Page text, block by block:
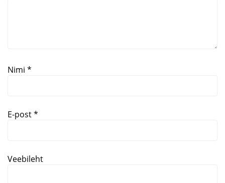
Firmadele
Blogi
Nimi *
E-post*
Veebileht